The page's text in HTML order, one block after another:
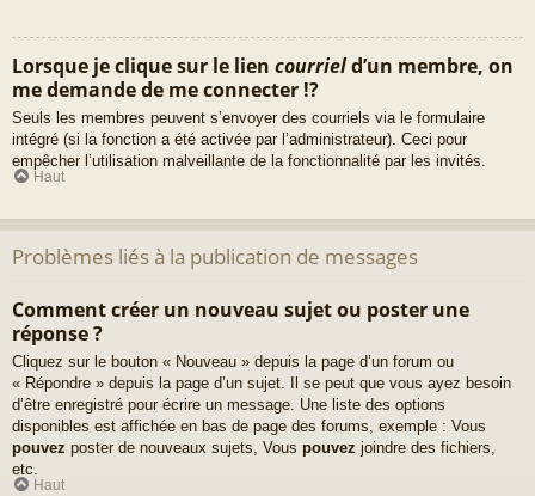
Lorsque je clique sur le lien courrield’un membre, on
me demande de me connecter !?
Seuls les membres peuvent s’envoyer des courriels via le formulaire
intégré (si la fonction a été activée par l’administrateur). Ceci pour
empêcher l’utilisation malveillante de la fonctionnalité par les invités.
Haut
Problèmes liés à la publication de messages
Comment créer un nouveau sujet ou poster une
réponse ?
Cliquez sur le bouton « Nouveau » depuis la page d’un forum ou
« Répondre » depuis la page d’un sujet. Il se peut que vous ayez besoin
d’être enregistré pour écrire un message. Une liste des options
disponibles est affichée en bas de page des forums, exemple : Vous
pouvez poster de nouveaux sujets, Vous pouvez joindre des fichiers,
etc.
Haut